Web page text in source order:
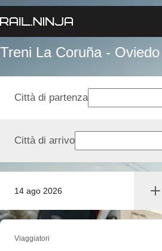
Treni La Coruña - Oviedo
14 ago 2026
Città di partenza
Città di arrivo
Viaggiatori